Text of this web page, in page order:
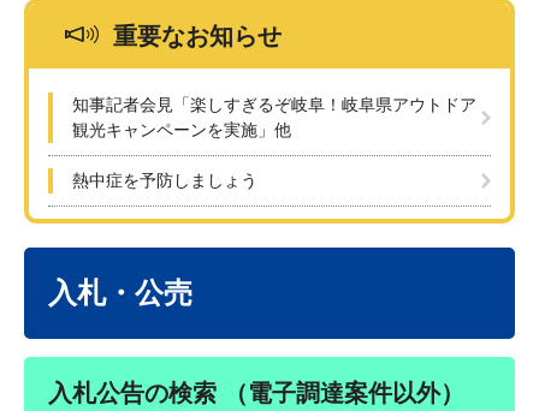
重要なお知らせ
知事記者会見「楽しすぎるぞ岐阜！岐阜県アウトドア
観光キャンペーンを実施」他
熱中症を予防しましょう
入札・公売
入札公告の検索 （電子調達案件以外）